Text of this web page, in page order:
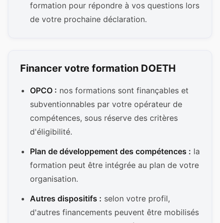
formation pour répondre à vos questions lors
de votre prochaine déclaration.
Financer votre formation DOETH
OPCO : nos formations sont finançables et
subventionnables par votre opérateur de
compétences, sous réserve des critères
d'éligibilité.
Plan de développement des compétences : la
formation peut être intégrée au plan de votre
organisation.
Autres dispositifs : selon votre profil,
d'autres financements peuvent être mobilisés